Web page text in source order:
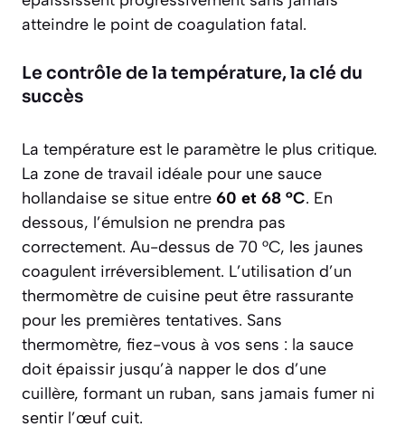
atteindre le point de coagulation fatal.
Le contrôle de la température, la clé du
succès
La température est le paramètre le plus critique.
La zone de travail idéale pour une sauce
hollandaise se situe entre 60 et 68 °C. En
dessous, l’émulsion ne prendra pas
correctement. Au-dessus de 70 °C, les jaunes
coagulent irréversiblement. L’utilisation d’un
thermomètre de cuisine peut être rassurante
pour les premières tentatives. Sans
thermomètre, fiez-vous à vos sens : la sauce
doit épaissir jusqu’à napper le dos d’une
cuillère, formant un ruban, sans jamais fumer ni
sentir l’œuf cuit.